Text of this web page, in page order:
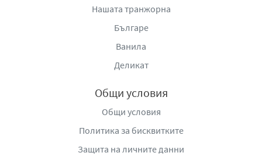
Нашата транжорна
Българе
Ванила
Деликат
Общи условия
Общи условия
Политика за бисквитките
Защита на личните данни